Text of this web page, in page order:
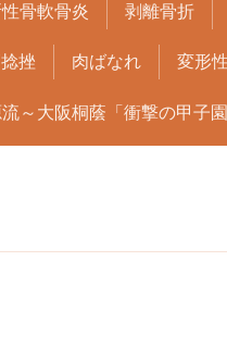
骨軟骨炎 剥離骨折
挫 肉ばなれ 変形
～大阪桐蔭「衝撃の甲子